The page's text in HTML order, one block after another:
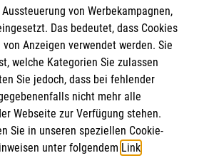
à 45 Minuten
buchen: Erste-Hilfe in
von Werbekampagnen,
Das bedeutet, dass Cookies
Anzeigen verwendet werden. Sie
welche Kategorien Sie zulassen
Sie jedoch, dass bei fehlender
nicht mehr alle
Webseite zur Verfügung stehen.
Sie in unseren speziellen Cookie-
unter folgendem Link.